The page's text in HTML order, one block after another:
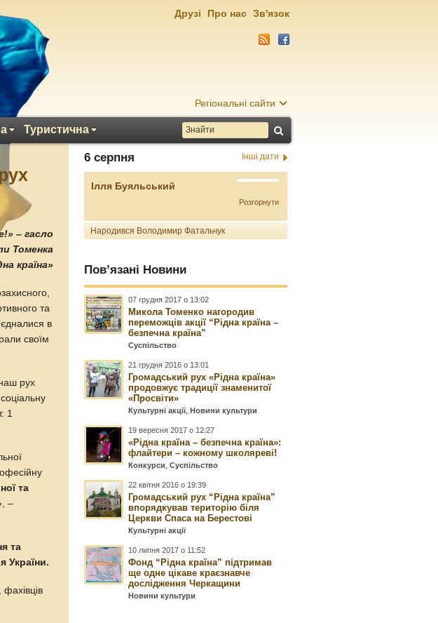
Регіональні сайти
Туристична
Друзі Про нас Зв'язок
– гасло
Томенка
країна»
та
в
своїм
рух
1
та
–
та
України.
6 серпня Інші дати
Ілля Буяльський
Розгорнути
Народився Володимир Фатальчук
Пов’язані Новини
07 грудня 2017 о 13:02
Микола Томенко нагородив
переможців акції “Рідна країна –
безпечна країна”
Суспільство
21 грудня 2016 о 13:01
Громадський рух «Рідна країна»
продовжує традиції знаменитої
«Просвіти»
Культурні акції,Новини культури
19 вересня 2017 о 12:27
«Рідна країна – безпечна країна»:
флайтери – кожному школяреві!
Конкурси ,Суспільство
22 квітня 2016 о 19:39
Громадський рух “Рідна країна”
впорядкував територію біля
Церкви Спаса на Берестові
Культурні акції
10 липня 2017 о 11:52
Фонд “Рідна країна” підтримав
ще одне цікаве краєзнавче
дослідження Черкащини
Новини культури